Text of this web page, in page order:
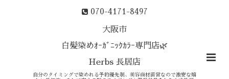
070-4171-8497
大阪市
白髪染めｵｰｶﾞﾆｯｸｶﾗｰ専門店🌿
Herbs 長居店
自分のタイミングで染めれる予約優先制、美容商材直営なので激安な嬉